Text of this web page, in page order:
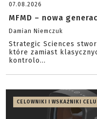
07.08.2026
MFMD – nowa
Damian Niemczuk
Strategic Sciences
które zamiast
kontrolo...
CELOWNIKI I WSKAŹNIKI CELU